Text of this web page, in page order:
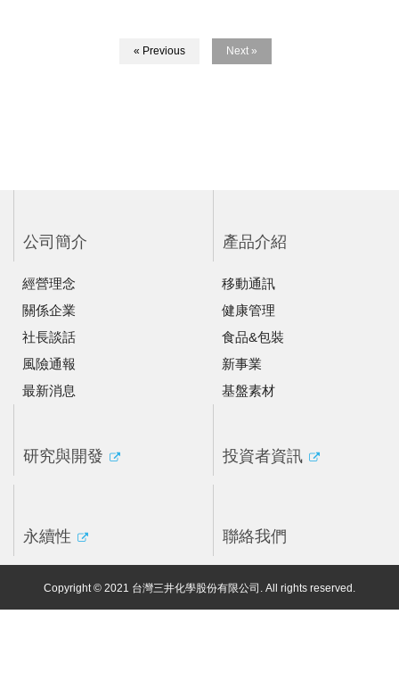
« Previous Next »
公司簡介
經營理念
關係企業
社長談話
風險通報
最新消息
產品介紹
移動通訊
健康管理
食品&包裝
新事業
基盤素材
研究與開發 投資者資訊
永續性 聯絡我們
Copyright © 2021 台灣三井化學股份有限公司. All rights reserved.